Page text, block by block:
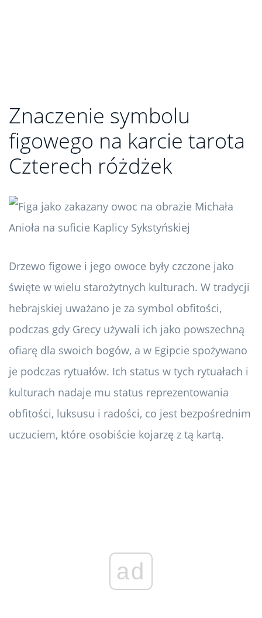
Znaczenie symbolu
figowego na karcie tarota
Czterech różdżek
Drzewo figowe i jego owoce były czczone jako
święte w wielu starożytnych kulturach. W tradycji
hebrajskiej uważano je za symbol obfitości,
podczas gdy Grecy używali ich jako powszechną
ofiarę dla swoich bogów, a w Egipcie spożywano
je podczas rytuałów. Ich status w tych rytuałach i
kulturach nadaje mu status reprezentowania
obfitości, luksusu i radości, co jest bezpośrednim
uczuciem, które osobiście kojarzę z tą kartą.
ad